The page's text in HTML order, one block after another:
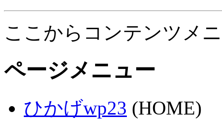
ここからコンテンツメ
ページメニュー
ひかげwp23 (HOME)